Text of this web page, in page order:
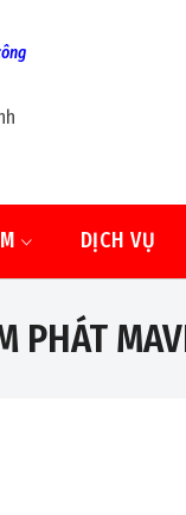
DỊCH VỤ
PHÁT